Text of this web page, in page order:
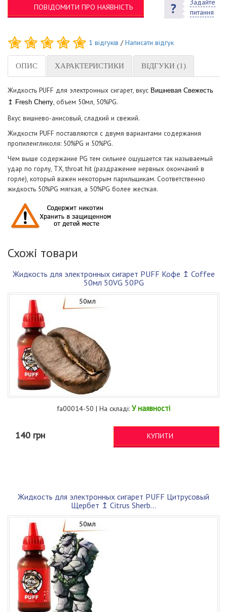
ПОВІДОМИТИ ПРО НАЯВНІСТЬ
Задайте
питання
1 відгуків /Написати відгук
ОПИС ХАРАКТЕРИСТИКИ ВІДГУКИ (1)
Жидкость PUFF для электронных сигарет, вкус Вишневая Свежесть
↥ Fresh Cherry, объем 50мл, 50%PG.
Вкус вишнево-анисовый, сладкий и свежий.
Жидкости PUFF поставляются с двумя вариантами содержания
пропиленгликоля: 50%PG и 50%PG.
Чем выше содержание PG тем сильнее ощущается так называемый
удар по горлу, ТХ, throat hit (раздражение нервных окончаний в
горле), который важен некоторым парильщикам. Соответственно
жидкость 50%PG мягкая, а 50%PG более жесткая.
Схожі товари
Жидкость для электронных сигарет PUFF Кофе ↥ Coffee
50мл 50VG 50PG
fa00014-50 | На складі: У наявності
140 грн КУПИТИ
Жидкость для электронных сигарет PUFF Цитрусовый
Щербет ↥ Citrus Sherb...